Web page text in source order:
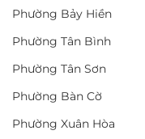
Phường Bảy Hiền
Phường Tân Bình
Phường Tân Sơn
Phường Bàn Cờ
Phường Xuân Hòa